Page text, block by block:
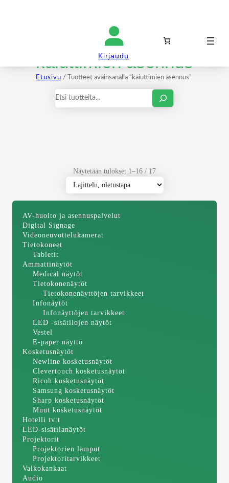
Kirjaudu
kaiuttimien asennus
Etusivu / Tuotteet avainsanalla “kaiuttimien asennus”
Haku
Näytetään tulokset 1–16 / 17
AV-huolto ja asennuspalvelut
Digital Signage
Videoneuvottelukamerat
Tietokoneet
Tabletit
Ammattinäytöt
Medical näytöt
Tietokonenäytöt
Tietokonenäyttöjen tarvikkeet
Infonäytöt
Infonäyttöjen tarvikkeet
LED -sisätilojen näytöt
Vestel
E-paper näyttö
Kosketusnäytöt
Newline kosketusnäytöt
Clevertouch kosketusnäytöt
Ricoh kosketusnäytöt
Samsung kosketusnäytöt
Sharp kosketusnäytöt
Muut kosketusnäytöt
Hotelli tv:t
LED-sisätilanäytöt
Projektorit
Projektorien lamput
Projektoritarvikkeet
Valkokankaat
Audio